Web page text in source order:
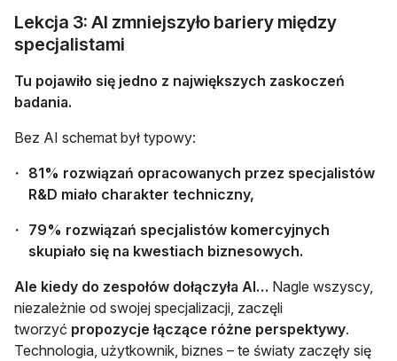
Lekcja 3: AI zmniejszyło bariery między
specjalistami
Tu pojawiło się jedno z największych zaskoczeń
badania.
Bez AI schemat był typowy:
81% rozwiązań opracowanych przez specjalistów
R&D miało charakter techniczny,
79% rozwiązań specjalistów komercyjnych
skupiało się na kwestiach biznesowych.
Ale kiedy do zespołów dołączyła AI… Nagle wszyscy,
niezależnie od swojej specjalizacji, zaczęli
tworzyć propozycje łączące różne perspektywy.
Technologia, użytkownik, biznes – te światy zaczęły się